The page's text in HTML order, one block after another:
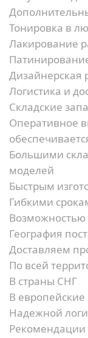
Тонировка в
Лакирование
Дизайнерская
Логистика и
Складские
Оперативное
Большими
моделей
Быстрым
Гибкими
Возможностью
География
Доставляем
По всей
В страны СНГ
В европейские
Надежной